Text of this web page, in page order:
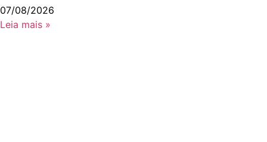
07/08/2026
Leia mais »